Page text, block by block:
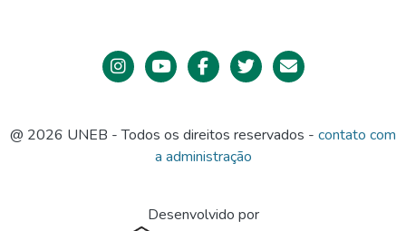
@ 2026 UNEB - Todos os direitos reservados - contato com
a administração
Desenvolvido por